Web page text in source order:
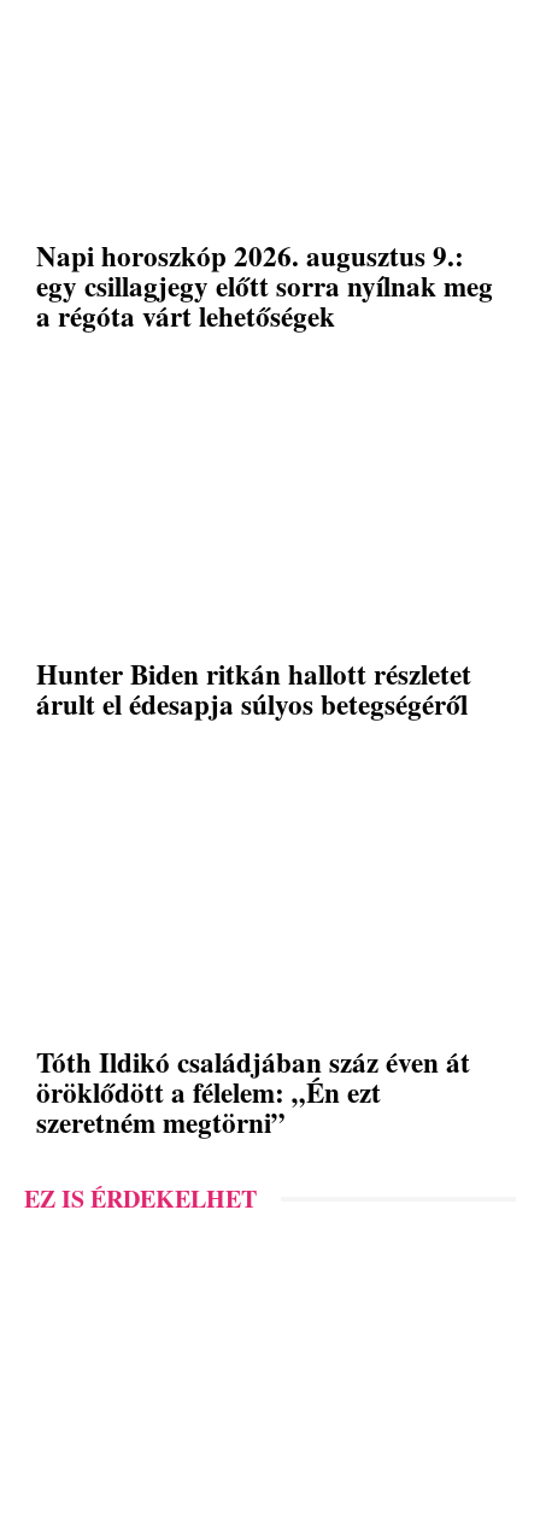
Napi horoszkóp 2026. augusztus 9.:
egy csillagjegy előtt sorra nyílnak meg
a régóta várt lehetőségek
Hunter Biden ritkán hallott részletet
árult el édesapja súlyos betegségéről
Tóth Ildikó családjában száz éven át
öröklődött a félelem: „Én ezt
szeretném megtörni”
EZ IS ÉRDEKELHET